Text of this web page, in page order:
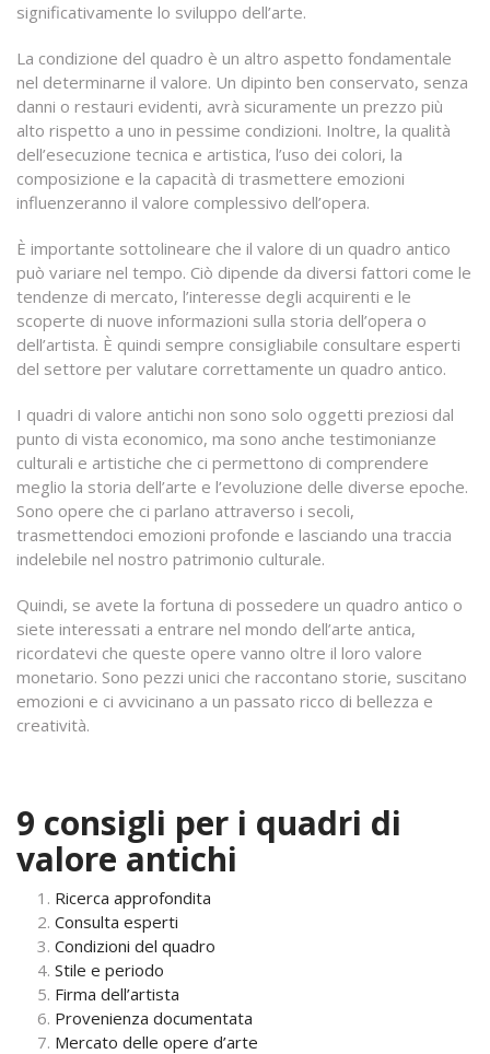
significativamente lo sviluppo dell’arte.
La condizione del quadro è un altro aspetto fondamentale
nel determinarne il valore. Un dipinto ben conservato, senza
danni o restauri evidenti, avrà sicuramente un prezzo più
alto rispetto a uno in pessime condizioni. Inoltre, la qualità
dell’esecuzione tecnica e artistica, l’uso dei colori, la
composizione e la capacità di trasmettere emozioni
influenzeranno il valore complessivo dell’opera.
È importante sottolineare che il valore di un quadro antico
può variare nel tempo. Ciò dipende da diversi fattori come le
tendenze di mercato, l’interesse degli acquirenti e le
scoperte di nuove informazioni sulla storia dell’opera o
dell’artista. È quindi sempre consigliabile consultare esperti
del settore per valutare correttamente un quadro antico.
I quadri di valore antichi non sono solo oggetti preziosi dal
punto di vista economico, ma sono anche testimonianze
culturali e artistiche che ci permettono di comprendere
meglio la storia dell’arte e l’evoluzione delle diverse epoche.
Sono opere che ci parlano attraverso i secoli,
trasmettendoci emozioni profonde e lasciando una traccia
indelebile nel nostro patrimonio culturale.
Quindi, se avete la fortuna di possedere un quadro antico o
siete interessati a entrare nel mondo dell’arte antica,
ricordatevi che queste opere vanno oltre il loro valore
monetario. Sono pezzi unici che raccontano storie, suscitano
emozioni e ci avvicinano a un passato ricco di bellezza e
creatività.
9 consigli per i quadri di
valore antichi
Ricerca approfondita
Consulta esperti
Condizioni del quadro
Stile e periodo
Firma dell’artista
Provenienza documentata
Mercato delle opere d’arte